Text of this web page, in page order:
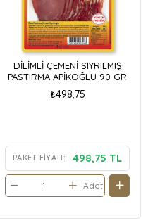
DİLİMLİ ÇEMENİ SIYRILMIŞ
PASTIRMA APİKOĞLU 90 GR
₺498,75
PAKET FIYATI: 498,75 TL
Adet